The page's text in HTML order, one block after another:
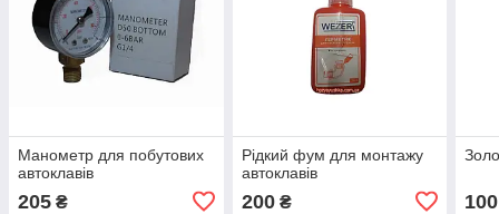
Манометр для побутових
автоклавів
205 ₴
Рідкий фум для монтажу
автоклавів
200₴ 100